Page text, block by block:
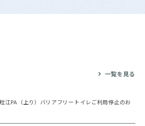
一覧を見る
江PA（上り）バリアフリートイレご利用停止のお